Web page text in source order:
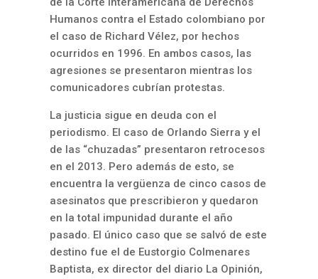
Humanos contra el Estado colombiano por
el caso de Richard Vélez, por hechos
ocurridos en 1996. En ambos casos, las
agresiones se presentaron mientras los
comunicadores cubrían protestas.
La justicia sigue en deuda con el
periodismo. El caso de Orlando Sierra y el
de las “chuzadas” presentaron retrocesos
en el 2013. Pero además de esto, se
encuentra la vergüenza de cinco casos de
asesinatos que prescribieron y quedaron
en la total impunidad durante el año
pasado. El único caso que se salvó de este
destino fue el de Eustorgio Colmenares
Baptista, ex director del diario La Opinión,